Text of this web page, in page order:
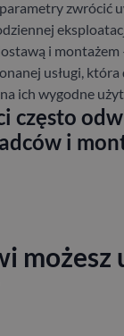
zwrócić
i
usługi,
ich wygodne
często
i
możesz